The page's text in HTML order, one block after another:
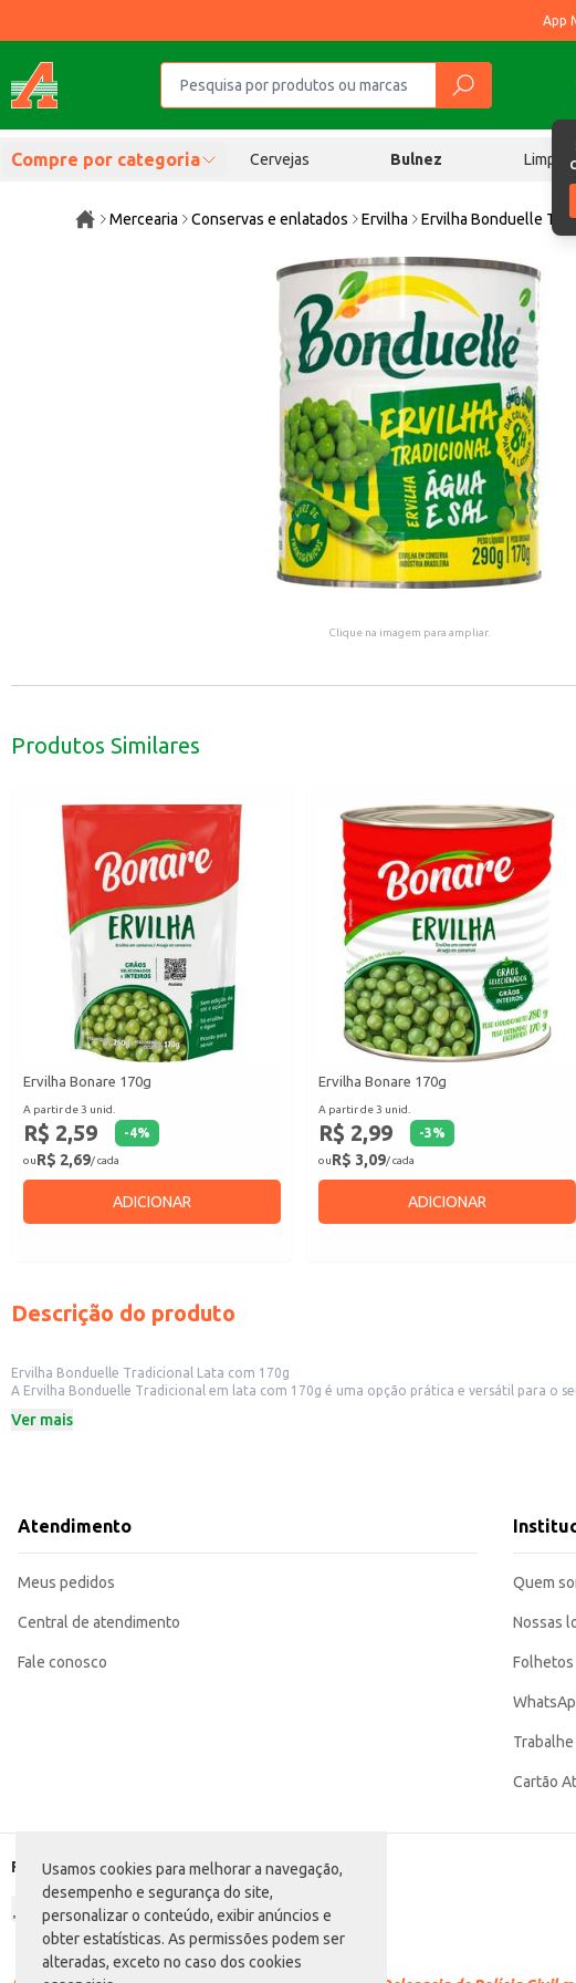
Usamos cookies para melhorar a navegação,
desempenho e segurança do site,
personalizar o conteúdo, exibir anúncios e
obter estatísticas. As permissões podem ser
alteradas, exceto no caso dos cookies
App
Compre por categoria Cervejas Bulnez
Mercearia Conservas e enlatados Ervilha Ervilha Bonduelle
Clique na imagem para ampliar.
Produtos Similares
Ervilha Bonare 170g
A partir de 3 unid.
R$ 2,59 -4%
ouR$ 2,69/ cada
ADICIONAR
Ervilha Bonare 170g
A partir de 3 unid.
R$ 2,99 -3%
ouR$ 3,09/ cada
ADICIONAR
Descrição do produto
Ervilha Bonduelle Tradicional Lata com 170g
A Ervilha Bonduelle Tradicional em lata com 170g é uma opção prática e versátil para o
Ideal para revenda em mercearias, restaurantes e outros estabelecimentos comerciais.
Ótimo complemento para risotos e massas.
A Ervilha Bonduelle Tradicional oferece praticidade e qualidade, sendo uma escolha
Ver mais
Atendimento
Meus pedidos
Central de atendimento
Fale conosco
Quem
Nossas
Folhetos
Cartão
Formas de pagamento